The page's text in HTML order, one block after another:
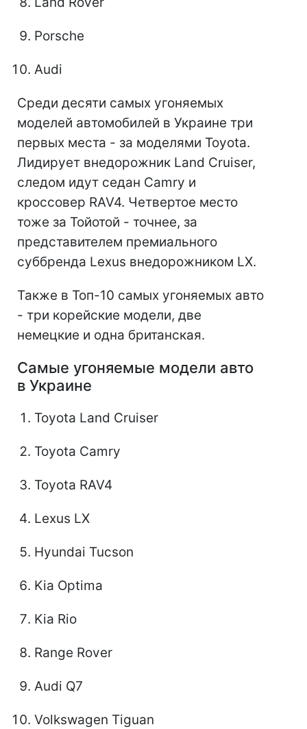
Porsche
Audi
Среди десяти самых угоняемых
моделей автомобилей в Украине три
первых места - за моделями Toyota.
Лидирует внедорожник Land Cruiser,
следом идут седан Camry и
кроссовер RAV4. Четвертое место
тоже за Тойотой - точнее, за
представителем премиального
суббренда Lexus внедорожником LX.
Также в Топ-10 самых угоняемых авто
- три корейские модели, две
немецкие и одна британская.
Самые угоняемые модели авто
в Украине
Toyota Land Cruiser
Toyota Camry
Toyota RAV4
Lexus LX
Hyundai Tucson
Kia Optima
Kia Rio
Range Rover
Audi Q7
Volkswagen Tiguan